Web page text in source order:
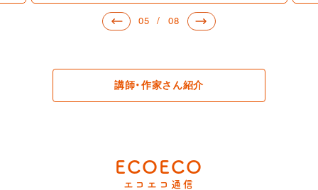
05  /  08
講師・作家さん紹介
ECOECO
エコエコ通信